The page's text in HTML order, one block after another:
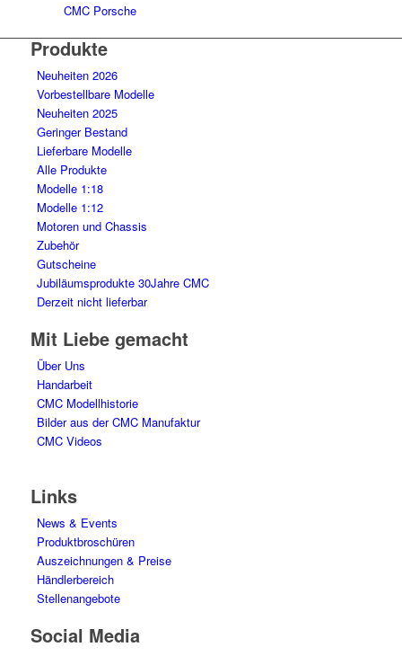
CMC Porsche
Produkte
Neuheiten 2026
Vorbestellbare Modelle
Neuheiten 2025
Geringer Bestand
Lieferbare Modelle
Alle Produkte
Modelle 1:18
Modelle 1:12
Motoren und Chassis
Zubehör
Gutscheine
Jubiläumsprodukte 30Jahre CMC
Derzeit nicht lieferbar
Mit Liebe gemacht
Über Uns
Handarbeit
CMC Modellhistorie
Bilder aus der CMC Manufaktur
CMC Videos
Links
News & Events
Produktbroschüren
Auszeichnungen & Preise
Händlerbereich
Stellenangebote
Social Media